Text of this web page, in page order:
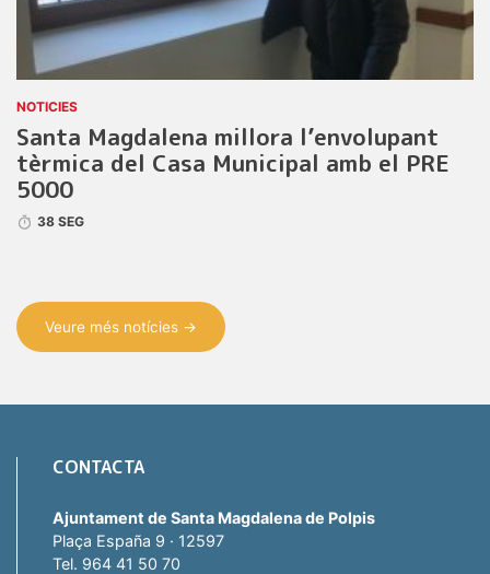
NOTICIES
Santa Magdalena millora l’envolupant
tèrmica del Casa Municipal amb el PRE
5000
38 SEG
Veure més notícies →
CONTACTA
Ajuntament de Santa Magdalena de Polpis
Plaça España 9 · 12597
Tel. 964 41 50 70